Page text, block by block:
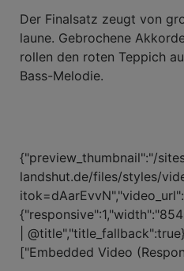
Der Finalsatz zeugt von
laune. Gebrochene
rollen den roten Teppich
Bass-Melodie.
{"preview_thumbnail":"/
landshut.de/files/styles/
|
["Embedded Video